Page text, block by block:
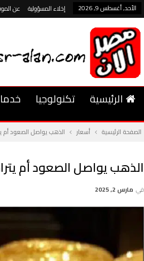
الأحد, أغسطس 9, 2026 إخلاء المسؤولية عن
الرئيسية تكنولوجيا
الصفحة الرئيسية أسعار الذهب يواصل الصعود أم
الذهب يواصل الصعود أم
في مارس 2, 2025